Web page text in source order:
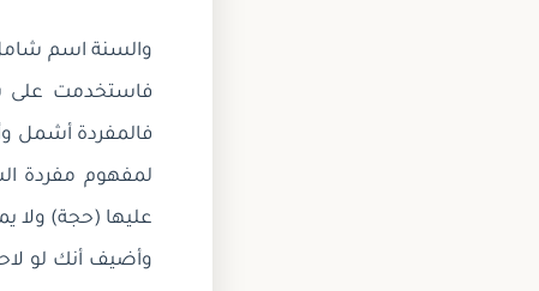
والسنة اسم
فاستخدمت على
فالمفردة أشمل
لمفهوم مفردة
عليها (حجة) ولا
وأضيف أنك لو